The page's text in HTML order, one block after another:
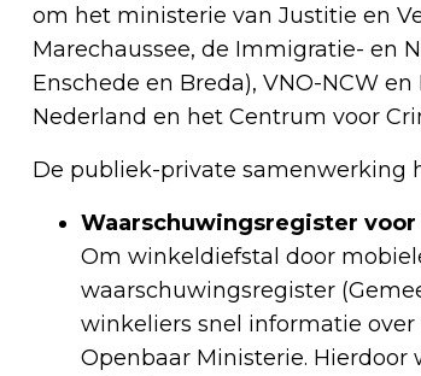
om het ministerie van Justitie en
Marechaussee, de Immigratie- en
Enschede en Breda), VNO-NCW
Nederland en het Centrum voor
De publiek-private samenwerking
Waarschuwingsregister
Om winkeldiefstal door
waarschuwingsregister
winkeliers snel informatie
Openbaar Ministerie.